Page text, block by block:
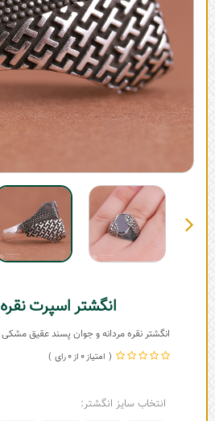
انگشتر اسپرت نقره D1292
انگشتر نقره مردانه و جوان پسند عقیق مشکی
0
0
انتخاب سایز انگشتر: